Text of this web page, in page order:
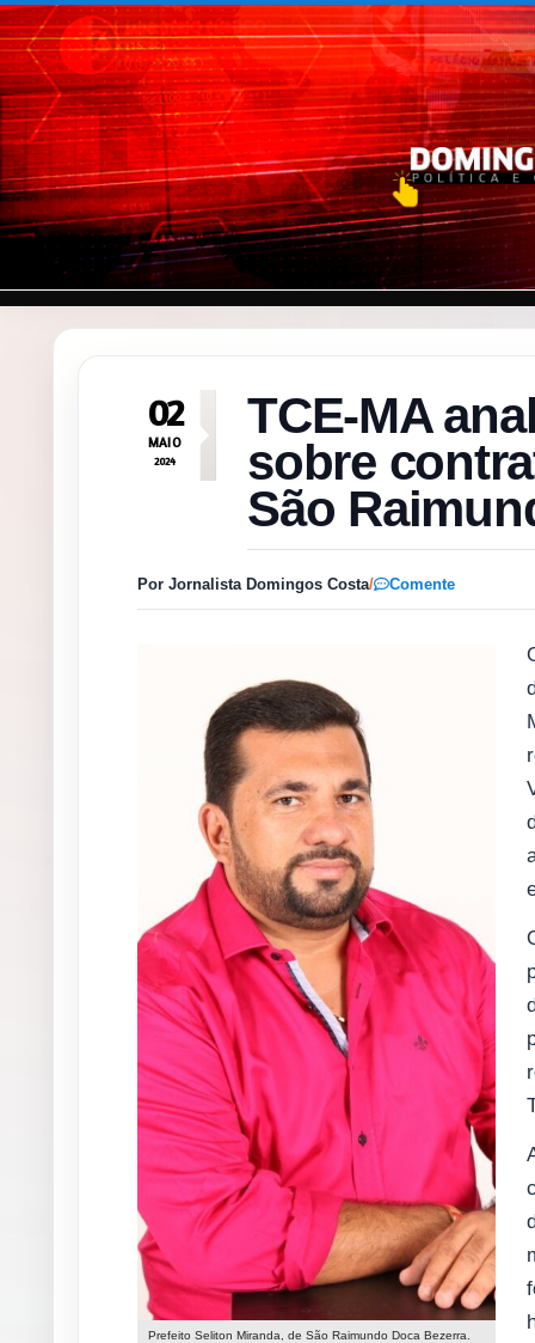
Pular para o conteúdo
02
MAIO
2024
TCE-MA
sobre
São
Por Jornalista Domingos Costa/ Comente
Prefeito Seliton Miranda, de São Raimundo Doca Bezerra.